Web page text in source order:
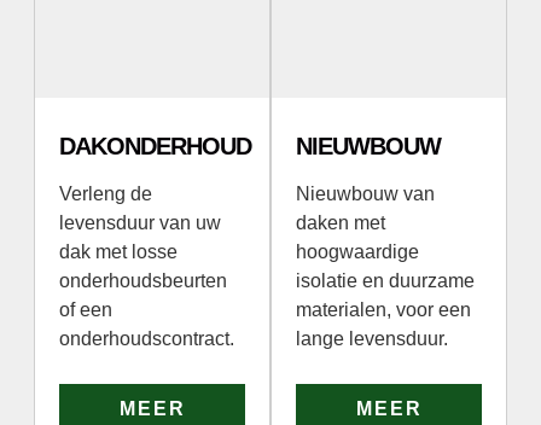
DAKONDERHOUD
Verleng de
levensduur van uw
dak met losse
onderhoudsbeurten
of een
onderhoudscontract.
MEER
NIEUWBOUW
Nieuwbouw van
daken met
hoogwaardige
isolatie en duurzame
materialen, voor een
lange levensduur.
MEER